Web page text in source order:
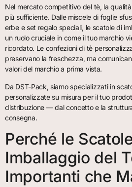
Nel mercato competitivo del tè, la
più sufficiente. Dalle miscele di foglie
erbe e set regalo speciali, le scatole di
un ruolo cruciale in come il tuo marchio
ricordato. Le confezioni di tè
preservano la freschezza, ma
valori del marchio a prima vista.
Da DST-Pack, siamo specializzati in
personalizzate su misura per il tuo
distribuzione — dal concetto e la
consegna.
Perché le
Imballaggio del
Importanti che